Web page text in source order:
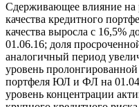
Сдерживающее влияние на
качества кредитного
качества выросла с 16,5%
01.06.16; доля
аналогичный период
уровень
портфеля ЮЛ и ФЛ на
уровень концентрации